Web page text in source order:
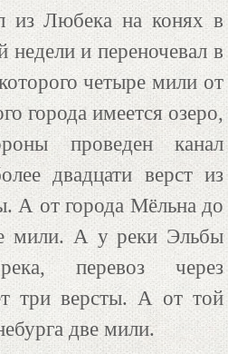
Любека на конях в
и переночевал в
четыре мили от
города имеется озеро,
проведен канал
двадцати верст из
А от города Мёльна до
мили. А у реки Эльбы
перевоз через
три версты. А от той
две мили.